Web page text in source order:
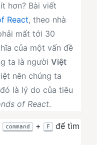
hơn? Bài viết
React, theo nhà
mất tới 30
của một vấn đề
ta là người Việt
nên chúng ta
là lý do của tiêu
of React.
command + F
để tìm